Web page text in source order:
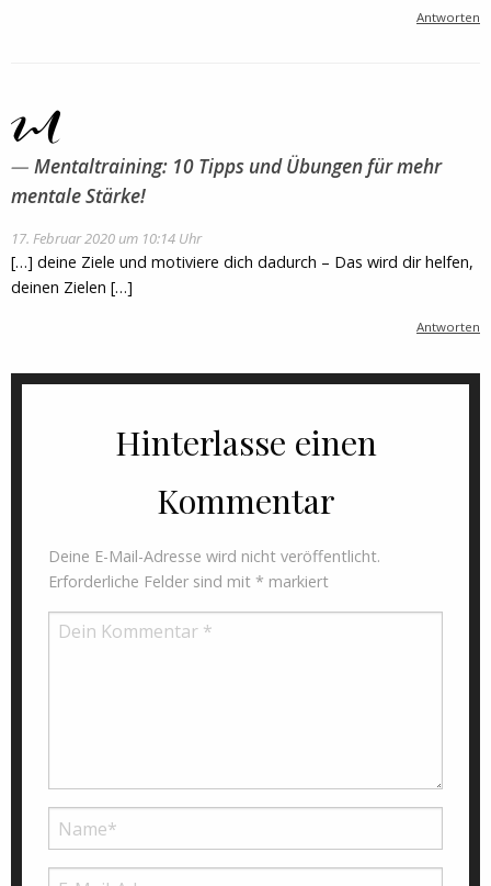
Antworten
Mentaltraining: 10 Tipps und Übungen für mehr
mentale Stärke!
17. Februar 2020 um 10:14 Uhr
[…] deine Ziele und motiviere dich dadurch – Das wird dir helfen,
deinen Zielen […]
Antworten
Hinterlasse einen
Kommentar
Deine E-Mail-Adresse wird nicht veröffentlicht.
Erforderliche Felder sind mit * markiert